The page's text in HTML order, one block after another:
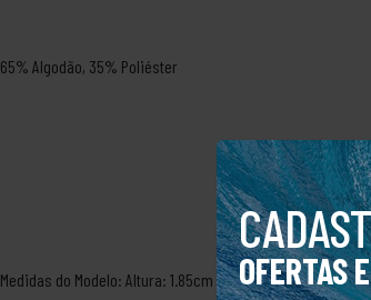
OFERTAS
65% Algodão, 35% Poliéster
Medidas do Modelo: Altura: 1.85cm Manequim: 40/42